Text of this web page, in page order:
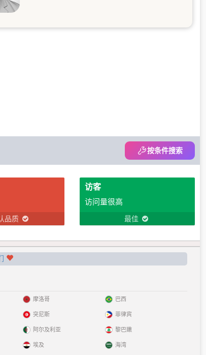
按条件搜索
品质
访客
访问量很高
最佳
摩洛哥
突尼斯
阿尔及利亚
埃及
巴西
菲律宾
黎巴嫩
海湾